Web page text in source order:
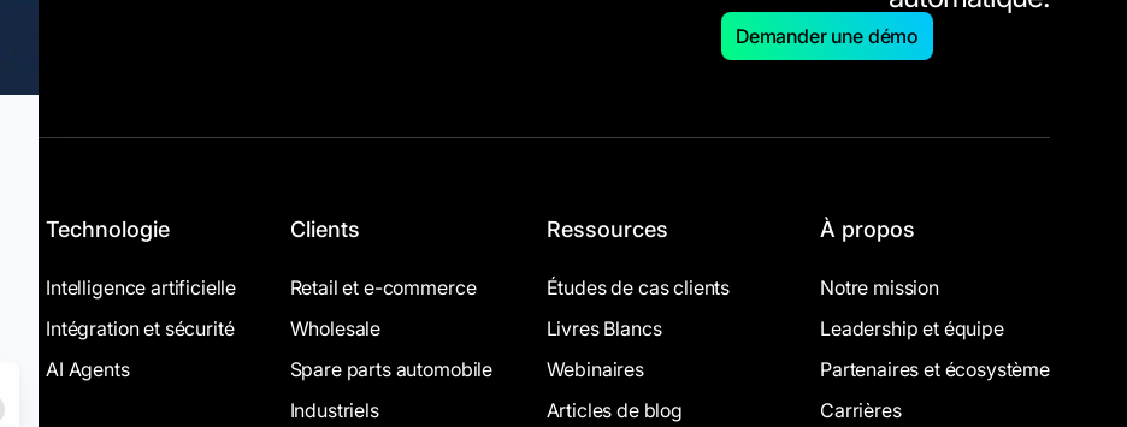
Demander une démo
Technologie
Intelligence artificielle
Intégration et sécurité
AI Agents
Clients
Retail et e-commerce
Wholesale
Spare parts automobile
Industriels
Ressources
Études de cas clients
Livres Blancs
Webinaires
Articles de blog
À propos
Notre mission
Leadership et équipe
Partenaires et écosystème
Carrières